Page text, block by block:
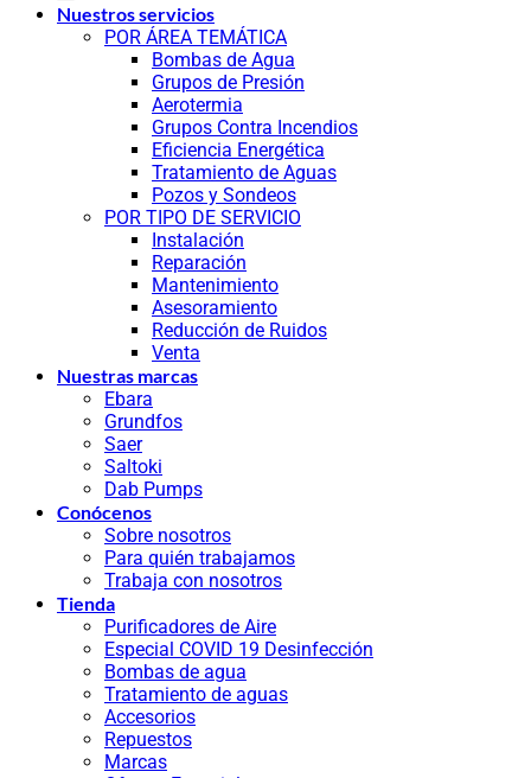
Nuestros servicios
POR ÁREA TEMÁTICA
Bombas de Agua
Grupos de Presión
Aerotermia
Grupos Contra Incendios
Eficiencia Energética
Tratamiento de Aguas
Pozos y Sondeos
POR TIPO DE SERVICIO
Instalación
Reparación
Mantenimiento
Asesoramiento
Reducción de Ruidos
Venta
Nuestras marcas
Ebara
Grundfos
Saer
Saltoki
Dab Pumps
Conócenos
Sobre nosotros
Para quién trabajamos
Trabaja con nosotros
Tienda
Purificadores de Aire
Especial COVID 19 Desinfección
Bombas de agua
Tratamiento de aguas
Accesorios
Repuestos
Marcas